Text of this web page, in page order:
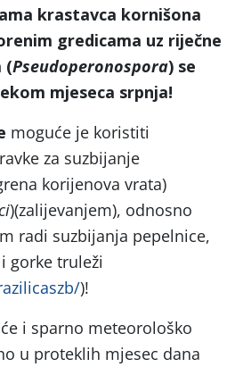
krastavca kornišona
gredicama uz riječne
(Pseudoperonospora) se
mjeseca srpnja!
moguće je koristiti
za suzbijanje
korijenova vrata)
)(zalijevanjem), odnosno
radi suzbijanja pepelnice,
gorke truleži
)!
i sparno meteorološko
u proteklih mjesec dana